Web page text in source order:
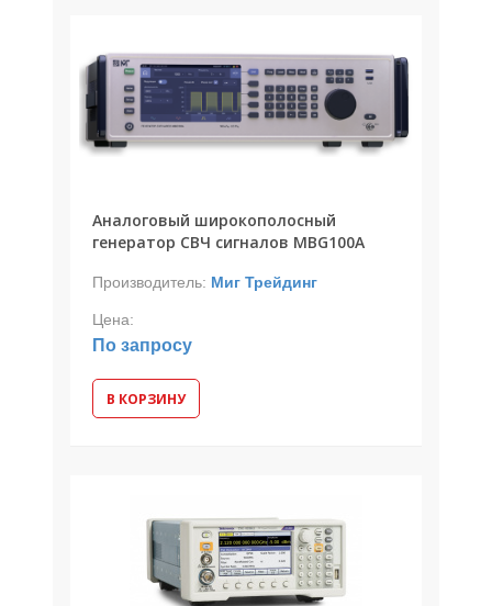
Аналоговый широкополосный
генератор СВЧ сигналов MBG100A
Производитель: Миг Трейдинг
Цена:
По запросу
В КОРЗИНУ